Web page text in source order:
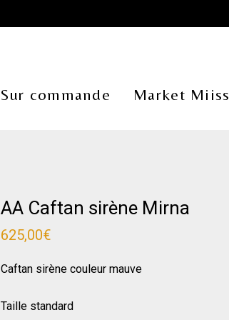
Sur commande Market Miiss
AA Caftan sirène Mirna
625,00€
Caftan sirène couleur mauve
Taille standard